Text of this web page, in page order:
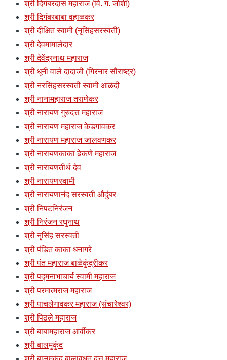
श्री दिगंबरदास महाराज (वि. ग. जोशी)
श्री दिगंबरबाबा वहाळकर
श्री दीक्षित स्वामी (नृसिंहसरस्वती)
श्री देवमामालेदार
श्री देवेंद्रनाथ महाराज
श्री धूनी वाले दादाजी (गिरनार सौराष्ट्र)
श्री नरसिंहसरस्वती स्वामी आळंदी
श्री नानामहाराज तराणेकर
श्री नारायण गुरुदत्त महाराज
श्री नारायण महाराज केडगावकर
श्री नारायण महाराज जालवणकर
श्री नारायणकाका ढेकणे महाराज
श्री नारायणतीर्थ देव
श्री नारायणस्वामी
श्री नारायणानंद सरस्वती औदुंबर
श्री निपटनिरंजन
श्री निरंजन रघुनाथ
श्री नृसिंह सरस्वती
श्री पंडित काका धनागरे
श्री पंत महाराज बाळेकुंद्रीकर
श्री पद्मनाभाचार्य स्वामी महाराज
श्री परमात्मराज महाराज
श्री पाचलेगावकर महाराज (संचारेश्वर)
श्री पिठले महाराज
श्री बाबामहाराज आर्वीकर
श्री बालमुकुंद